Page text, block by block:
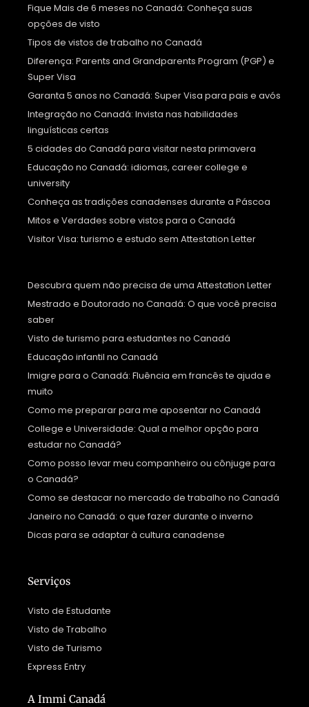
Fique Mais de 6 meses no Canadá: Conheça suas
opções de visto
Tipos de vistos de trabalho no Canadá
Diferença: Parents and Grandparents Program (PGP) e
Super Visa
Garanta 5 anos no Canadá: Super Visa para pais e avós
Integração no Canadá: Invista nas habilidades
linguísticas certas
5 cidades do Canadá para visitar nesta primavera
Educação no Canadá: idiomas, career college e
university
Conheça as tradições canadenses durante a Páscoa
Mitos e Verdades sobre vistos para o Canadá
Visitor Visa: turismo e estudo sem Attestation Letter
Descubra quem não precisa de uma Attestation Letter
Mestrado e Doutorado no Canadá: O que você precisa
saber
Visto de turismo para estudantes no Canadá
Educação infantil no Canadá
Imigre para o Canadá: Fluência em francês te ajuda e
muito
Como me preparar para me aposentar no Canadá
College e Universidade: Qual a melhor opção para
estudar no Canadá?
Como posso levar meu companheiro ou cônjuge para
o Canadá?
Como se destacar no mercado de trabalho no Canadá
Janeiro no Canadá: o que fazer durante o inverno
Dicas para se adaptar à cultura canadense
Serviços
Visto de Estudante
Visto de Trabalho
Visto de Turismo
Express Entry
A Immi Canadá